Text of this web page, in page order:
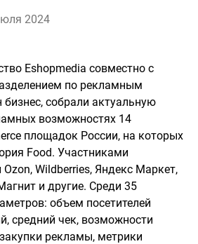
2024
Eshopmedia совместно с
по рекламным
бизнес, собрали актуальную
возможностях 14
площадок России, на которых
Food. Участниками
Wildberries, Яндекс Маркет,
и другие. Среди 35
объем посетителей
средний чек, возможности
рекламы, метрики